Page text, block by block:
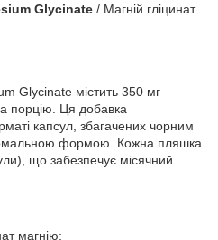
Glycinate / Магній гліцинат
Glycinate містить 350 мг
порцію. Ця добавка
капсул, збагачених чорним
формою. Кожна пляшка
що забезпечує місячний
магнію: